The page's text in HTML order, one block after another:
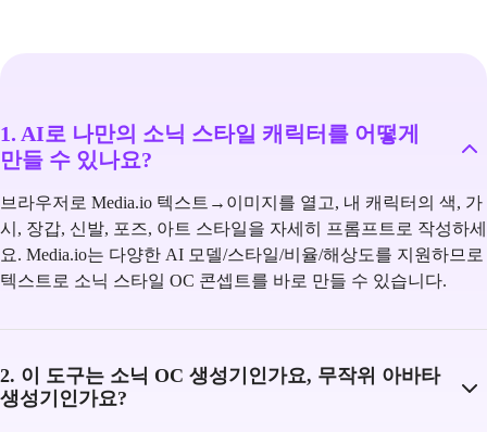
1. AI로 나만의 소닉 스타일 캐릭터를 어떻게
만들 수 있나요?
브라우저로 Media.io 텍스트→이미지를 열고, 내 캐릭터의 색, 가
시, 장갑, 신발, 포즈, 아트 스타일을 자세히 프롬프트로 작성하세
요. Media.io는 다양한 AI 모델/스타일/비율/해상도를 지원하므로
텍스트로 소닉 스타일 OC 콘셉트를 바로 만들 수 있습니다.
2. 이 도구는 소닉 OC 생성기인가요, 무작위 아바타
생성기인가요?